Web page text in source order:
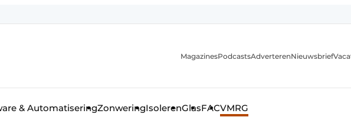
MagazinesPodcastsAdverterenNieuwsbrief
& AutomatiseringZonweringIsolerenGlasFACVMRG